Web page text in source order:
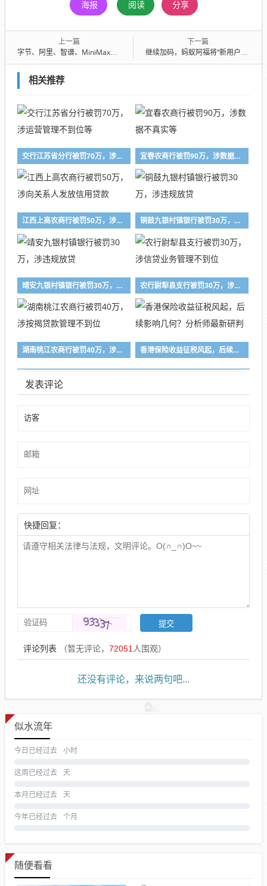
海报 阅读 分享
上一篇
字节、阿里、智谱、MiniMax集体卡位“春节档”，都在赌一场开年爆款
下一篇
继续加码，蚂蚁阿福将“新用户注册即得16.8红包”活动延长至除夕
相关推荐
交行江苏省分行被罚70万，涉运营管理不到位等 宜春农商行被罚90万，涉数据不真实等
江西上高农商行被罚50万，涉向关系人发放信用贷款 铜鼓九银村镇银行被罚30万，涉违规放贷
靖安九银村镇银行被罚30万，涉违规放贷 农行尉犁县支行被罚30万，涉信贷业务管理不到位
湖南桃江农商行被罚40万，涉按揭贷款管理不到位 香港保险收益征税风起，后续影响几何？分析师最新研判
发表评论
快捷回复：
评论列表 （暂无评论， 72051 人围观）
还没有评论，来说两句吧...
似水流年
今日已经过去 小时
这周已经过去 天
本月已经过去 天
今年已经过去 个月
随便看看